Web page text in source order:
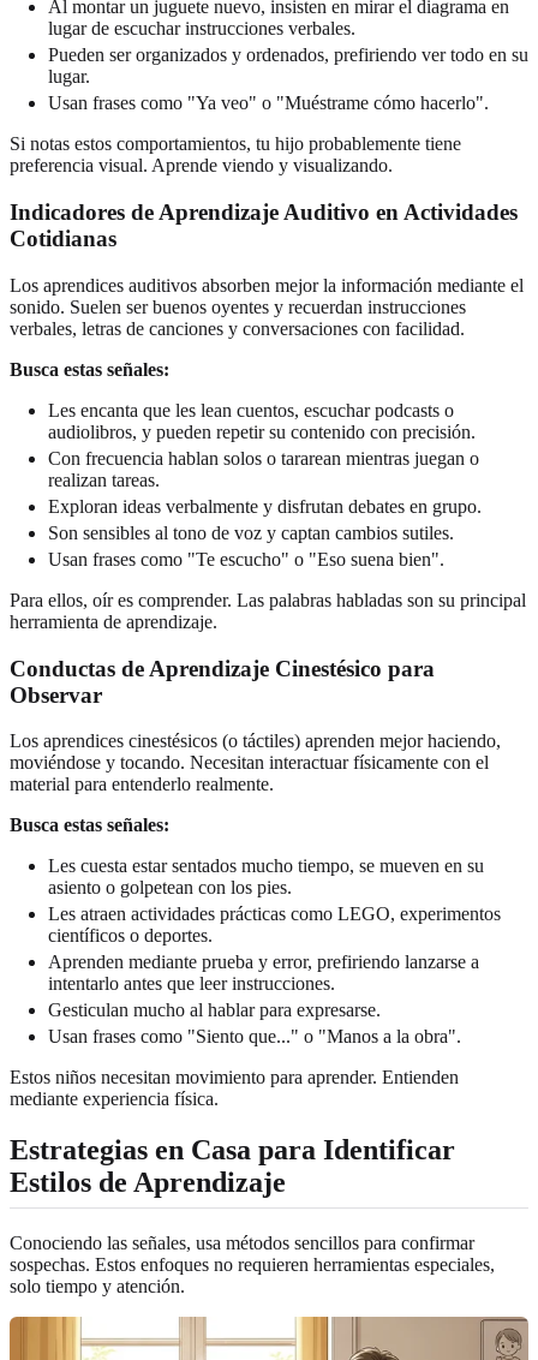
Al montar un juguete nuevo, insisten en mirar el diagrama en
lugar de escuchar instrucciones verbales.
Pueden ser organizados y ordenados, prefiriendo ver todo en su
lugar.
Usan frases como "Ya veo" o "Muéstrame cómo hacerlo".
Si notas estos comportamientos, tu hijo probablemente tiene
preferencia visual. Aprende viendo y visualizando.
Indicadores de Aprendizaje Auditivo en Actividades
Cotidianas
Los aprendices auditivos absorben mejor la información mediante el
sonido. Suelen ser buenos oyentes y recuerdan instrucciones
verbales, letras de canciones y conversaciones con facilidad.
Busca estas señales:
Les encanta que les lean cuentos, escuchar podcasts o
audiolibros, y pueden repetir su contenido con precisión.
Con frecuencia hablan solos o tararean mientras juegan o
realizan tareas.
Exploran ideas verbalmente y disfrutan debates en grupo.
Son sensibles al tono de voz y captan cambios sutiles.
Usan frases como "Te escucho" o "Eso suena bien".
Para ellos, oír es comprender. Las palabras habladas son su principal
herramienta de aprendizaje.
Conductas de Aprendizaje Cinestésico para
Observar
Los aprendices cinestésicos (o táctiles) aprenden mejor haciendo,
moviéndose y tocando. Necesitan interactuar físicamente con el
material para entenderlo realmente.
Busca estas señales:
Les cuesta estar sentados mucho tiempo, se mueven en su
asiento o golpetean con los pies.
Les atraen actividades prácticas como LEGO, experimentos
científicos o deportes.
Aprenden mediante prueba y error, prefiriendo lanzarse a
intentarlo antes que leer instrucciones.
Gesticulan mucho al hablar para expresarse.
Usan frases como "Siento que..." o "Manos a la obra".
Estos niños necesitan movimiento para aprender. Entienden
mediante experiencia física.
Estrategias en Casa para Identificar
Estilos de Aprendizaje
Conociendo las señales, usa métodos sencillos para confirmar
sospechas. Estos enfoques no requieren herramientas especiales,
solo tiempo y atención.